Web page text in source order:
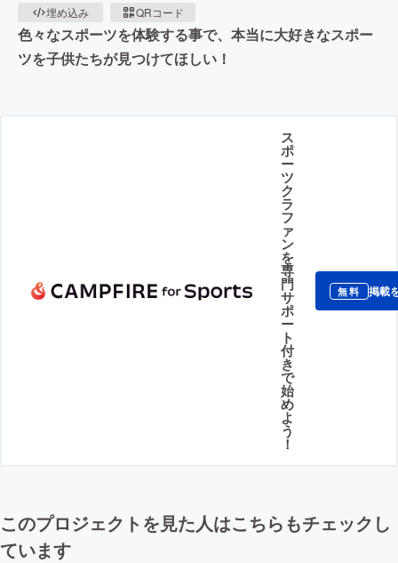
埋め込み
QRコード
色々なスポーツを体験する事で、本当に大好きなスポー
ツを子供たちが見つけてほしい！
ス
ポ
ー
ツ
ク
ラ
フ
ァ
ン
を
専
門
サ
ポ
ー
ト
付
き
で
始
め
よ
う
！
無料 掲載
このプロジェクトを見た人はこちらもチェックし
ています